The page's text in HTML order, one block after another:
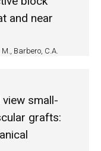
and near
Barbero, C.A.
small-
grafts: